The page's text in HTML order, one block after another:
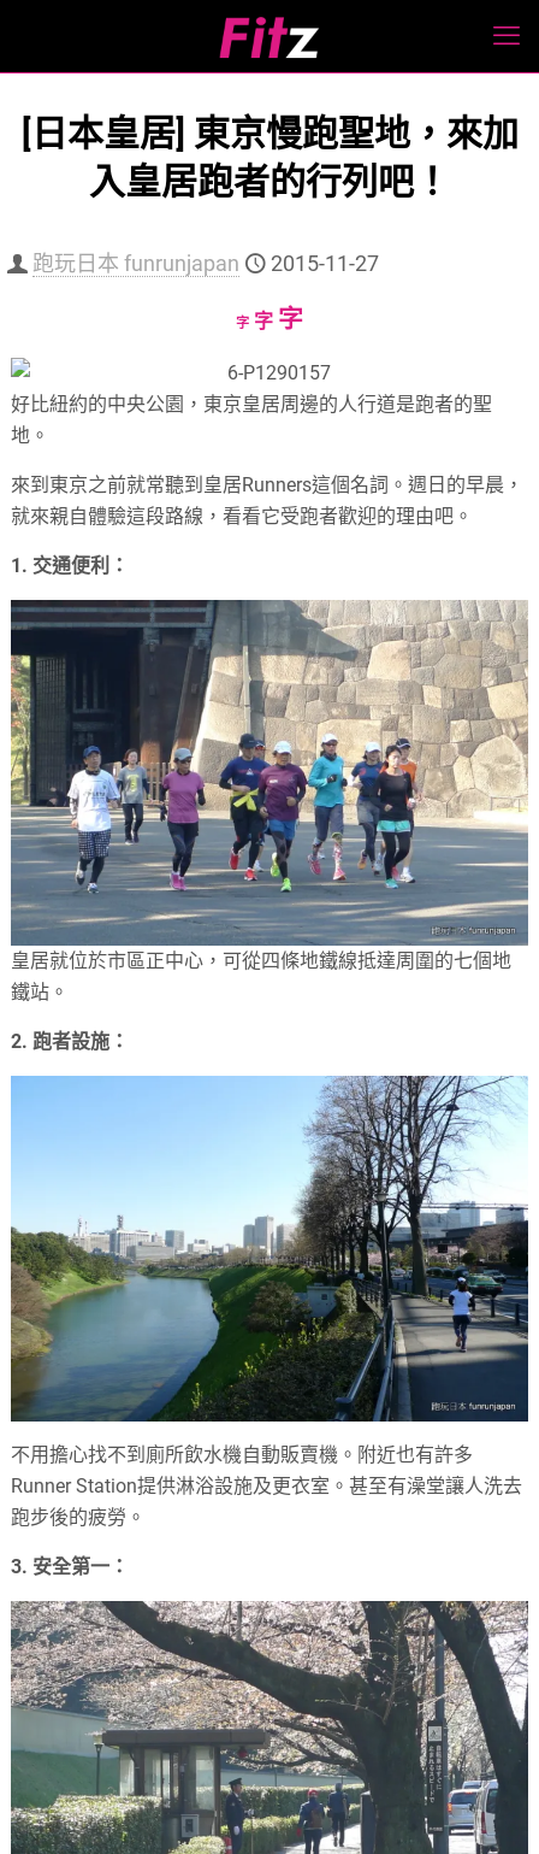
[日本皇居] 東京慢跑聖地，來加
入皇居跑者的行列吧！
跑玩日本 funrunjapan 2015-11-27
字Decrease
size.
字Reset
size.
字Increase
size.
好比紐約的中央公園，東京皇居周邊的人行道是跑者的聖
地。
來到東京之前就常聽到皇居Runners這個名詞。週日的早晨，
就來親自體驗這段路線，看看它受跑者歡迎的理由吧。
1. 交通便利：
皇居就位於市區正中心，可從四條地鐵線抵達周圍的七個地
鐵站。
2. 跑者設施：
不用擔心找不到廁所飲水機自動販賣機。附近也有許多
Runner Station提供淋浴設施及更衣室。甚至有澡堂讓人洗去
跑步後的疲勞。
3. 安全第一：